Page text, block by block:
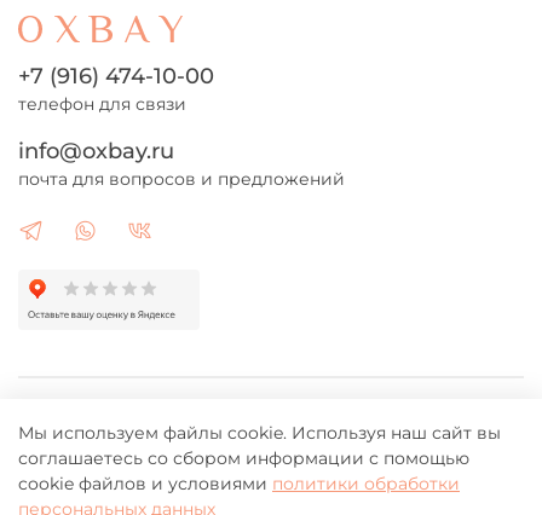
Клиентам
+7 (916) 474-10-00
телефон для связи
info@oxbay.ru
почта для вопросов и предложений
Мы используем файлы cookie. Используя наш сайт вы
соглашаетесь со сбором информации с помощью
cookie файлов и условиями политики обработки
персональных данных